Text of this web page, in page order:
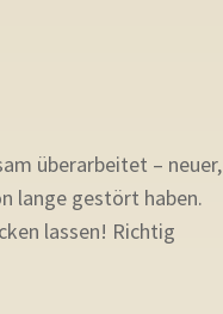
überarbeitet – neuer,
lange gestört haben.
lassen! Richtig